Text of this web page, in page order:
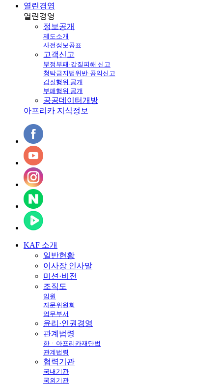
열린경영
열린경영
정보공개
제도소개
사전정보공표
고객신고
부정부패·갑질피해 신고
청탁금지법위반·공익신고
갑질행위 공개
부패행위 공개
공공데이터개방
아프리카 지식정보
KAF 소개
일반현황
이사장 인사말
미션·비전
조직도
임원
자문위원회
업무부서
윤리·인권경영
관계법령
한ㆍ아프리카재단법
관계법령
협력기관
국내기관
국외기관